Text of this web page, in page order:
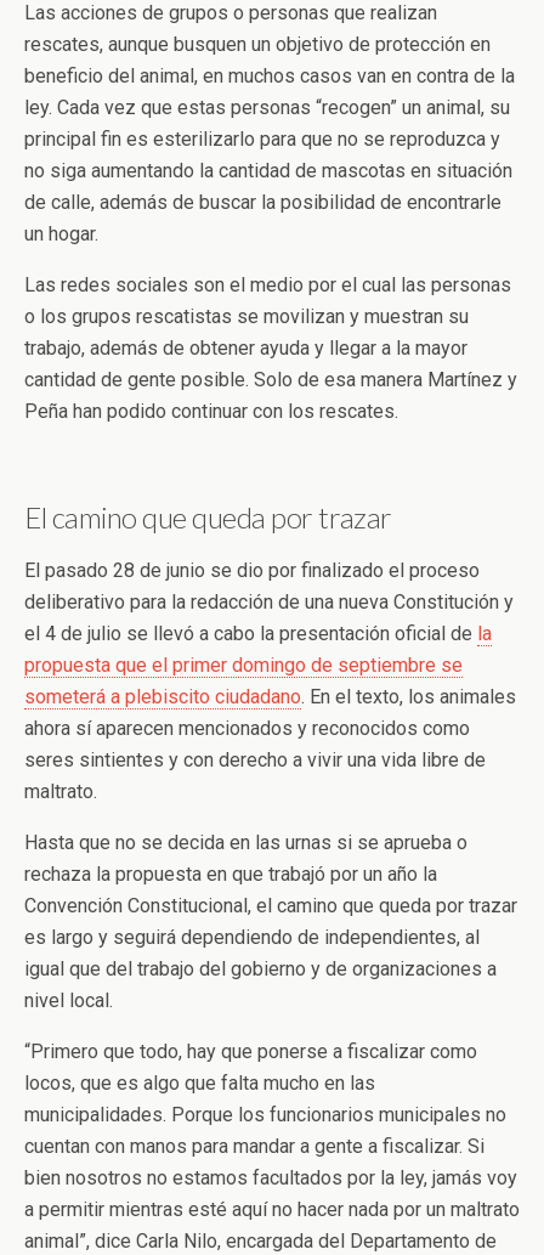
Las acciones de grupos o personas que realizan
rescates, aunque busquen un objetivo de protección en
beneficio del animal, en muchos casos van en contra de la
ley. Cada vez que estas personas “recogen” un animal, su
principal fin es esterilizarlo para que no se reproduzca y
no siga aumentando la cantidad de mascotas en situación
de calle, además de buscar la posibilidad de encontrarle
un hogar.
Las redes sociales son el medio por el cual las personas
o los grupos rescatistas se movilizan y muestran su
trabajo, además de obtener ayuda y llegar a la mayor
cantidad de gente posible. Solo de esa manera Martínez y
Peña han podido continuar con los rescates.
El camino que queda por trazar
El pasado 28 de junio se dio por finalizado el proceso
deliberativo para la redacción de una nueva Constitución y
el 4 de julio se llevó a cabo la presentación oficial de la
propuesta que el primer domingo de septiembre se
someterá a plebiscito ciudadano. En el texto, los animales
ahora sí aparecen mencionados y reconocidos como
seres sintientes y con derecho a vivir una vida libre de
maltrato.
Hasta que no se decida en las urnas si se aprueba o
rechaza la propuesta en que trabajó por un año la
Convención Constitucional, el camino que queda por trazar
es largo y seguirá dependiendo de independientes, al
igual que del trabajo del gobierno y de organizaciones a
nivel local.
“Primero que todo, hay que ponerse a fiscalizar como
locos, que es algo que falta mucho en las
municipalidades. Porque los funcionarios municipales no
cuentan con manos para mandar a gente a fiscalizar. Si
bien nosotros no estamos facultados por la ley, jamás voy
a permitir mientras esté aquí no hacer nada por un maltrato
animal”, dice Carla Nilo, encargada del Departamento de